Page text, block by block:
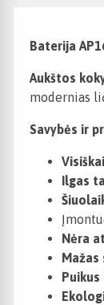
Baterija
Aukštos
modernias
Savybės ir
Ilgas
Nėra